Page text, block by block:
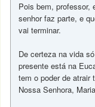
Pois bem, professor,
senhor faz parte, e
vai terminar.
De certeza na vida
presente está na
tem o poder de atrair
Nossa Senhora,